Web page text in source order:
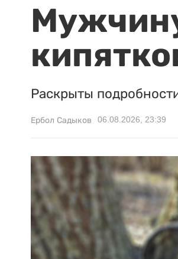
Раскрыты
Ербол Садыков 06.08.2026, 23:39